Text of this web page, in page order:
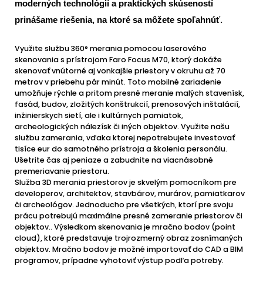
moderných technológií a praktických skúseností
prinášame riešenia, na ktoré sa môžete spoľahnúť.
Využite službu 360° merania pomocou laserového
skenovania s prístrojom Faro Focus M70, ktorý dokáže
skenovať vnútorné aj vonkajšie priestory v okruhu až 70
metrov v priebehu pár minút. Toto mobilné zariadenie
umožňuje rýchle a pritom presné meranie malých stavenísk,
fasád, budov, zložitých konštrukcií, prenosových inštalácií,
inžinierskych sietí, ale i kultúrnych pamiatok,
archeologických nálezísk či iných objektov. Využite našu
službu zamerania, vďaka ktorej nepotrebujete investovať
tisíce eur do samotného prístroja a školenia personálu.
Ušetrite čas aj peniaze a zabudnite na viacnásobné
premeriavanie priestoru.
Služba 3D merania priestorov je skvelým pomocníkom pre
developerov, architektov, stavbárov, murárov, pamiatkarov
či archeológov. Jednoducho pre všetkých, ktorí pre svoju
prácu potrebujú maximálne presné zameranie priestorov či
objektov.. Výsledkom skenovania je mračno bodov (point
cloud), ktoré predstavuje trojrozmerný obraz zosnímaných
objektov. Mračno bodov je možné importovať do CAD a BIM
programov, prípadne vyhotoviť výstup podľa potreby.